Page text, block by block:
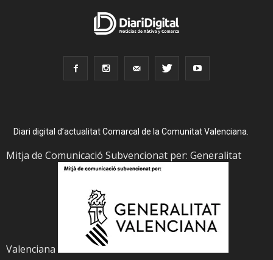
Diari digital d’actualitat Comarcal de la Comunitat Valenciana.
Mitja de Comunicació Subvencionat per: Generalitat
Valenciana